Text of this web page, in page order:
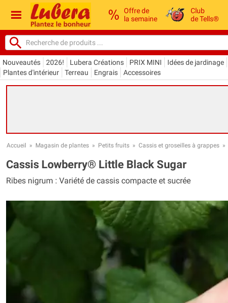
Offre de
la semaine
Club
de Tells®
Nouveautés 2026! Lubera Créations PRIX MINI Idées de jardinage
Plantes d'intérieur
Terreau Engrais Accessoires
Accueil » Magasin de plantes » Petits fruits » Cassis et groseilles à grappes »
Cassis Lowberry® Little Black Sugar
Ribes nigrum : Variété de cassis compacte et sucrée